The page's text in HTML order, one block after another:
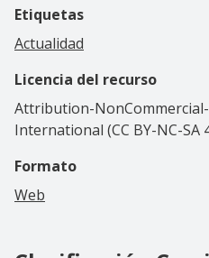
Etiquetas
Actualidad
Licencia del recurso
Attribution-NonCommercial-
International (CC BY-NC-SA
Formato
Web